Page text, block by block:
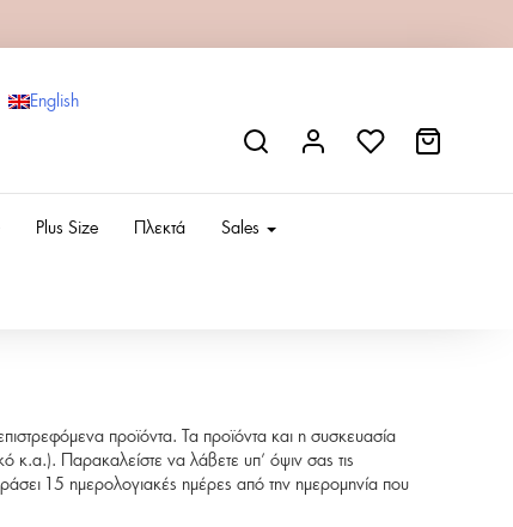
English
Plus Size Πλεκτά Sales
προϊόντα. Τα προϊόντα και η συσκευασία
κ.α.). Παρακαλείστε να λάβετε υπ’ όψιν σας τις
15 ημερολογιακές ημέρες από την ημερομηνία που